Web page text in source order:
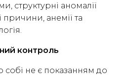
структурні аномалії
причини, анемії та
контроль
собі не є показанням до